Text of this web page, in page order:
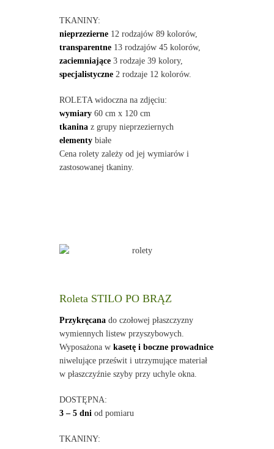
TKANINY:
nieprzezierne12 rodzajów 89 kolorów,
transparentne13 rodzajów 45 kolorów,
zaciemniające3 rodzaje 39 kolory,
specjalistyczne2 rodzaje 12 kolorów.
ROLETA widoczna na zdjęciu:
wymiary60 cm x 120 cm
tkaninaz grupy nieprzeziernych
elementybiałe
Cena rolety zależy od jej wymiarów i
zastosowanej tkaniny.
Roleta STILO PO BRĄZ
Przykręcanado czołowej płaszczyzny
wymiennych listew przyszybowych.
Wyposażona w kasetę i boczne prowadnice
niwelujące prześwit i utrzymujące materiał
w płaszczyźnie szyby przy uchyle okna.
DOSTĘPNA:
3 – 5 dni od pomiaru
TKANINY: